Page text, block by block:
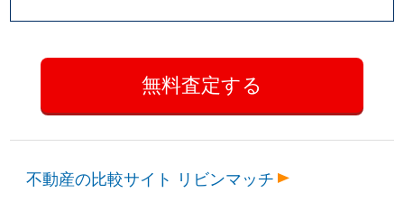
不動産の比較サイト リビンマッチ